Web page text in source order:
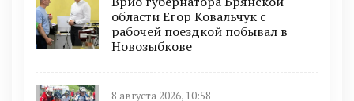
области Егор Ковальчук с
рабочей поездкой побывал в
Новозыбкове
8 августа 2026, 10:58